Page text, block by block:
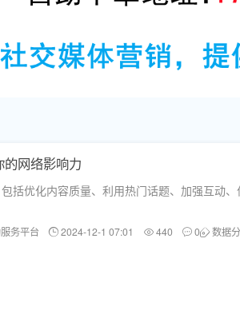
网络影响力
括优化内容质量、利用热门话题、加强互动
务平台 2024-12-1 07:01 440 0 数据